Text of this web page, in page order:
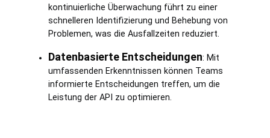
kontinuierliche Überwachung führt zu einer
schnelleren Identifizierung und Behebung von
Problemen, was die Ausfallzeiten reduziert.
Datenbasierte Entscheidungen: Mit
umfassenden Erkenntnissen können Teams
informierte Entscheidungen treffen, um die
Leistung der API zu optimieren.